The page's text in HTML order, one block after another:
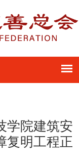
学院建筑安
复明工程正